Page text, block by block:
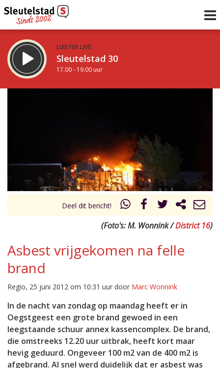
LUISTER LIVE:
Sleutelstad 30
17.00 - 19.00 uur
Deel dit bericht!
(Foto's: M. Wonnink /District 16)
Asbest vrijgekomen na felle
brand
Regio, 25 juni 2012 om 10:31 uur door Marc Wonnink
In de nacht van zondag op maandag heeft er in
Oegstgeest een grote brand gewoed in een
leegstaande schuur annex kassencomplex. De brand,
die omstreeks 12.20 uur uitbrak, heeft kort maar
hevig geduurd. Ongeveer 100 m2 van de 400 m2 is
afgebrand. Al snel werd duidelijk dat er asbest was